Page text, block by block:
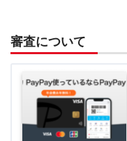
審査について